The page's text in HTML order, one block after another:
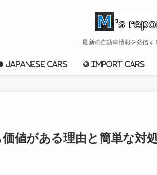
最新の自動車情報を発信す
Japanese cars import cars
値がある理由と簡単な対